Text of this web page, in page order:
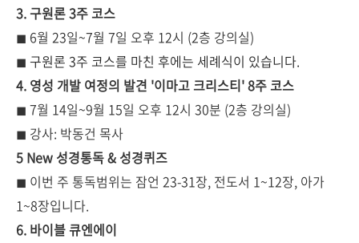
3. 구원론 3주 코스
◼ 6월 23일~7월 7일 오후 12시 (2층 강의실)
◼ 구원론 3주 코스를 마친 후에는 세례식이 있습니다.
4. 영성 개발 여정의 발견 '이마고 크리스티' 8주 코스
◼ 7월 14일~9월 15일 오후 12시 30분 (2층 강의실)
◼ 강사: 박동건 목사
5 New 성경통독 & 성경퀴즈
◼ 이번 주 통독범위는 잠언 23-31장, 전도서 1~12장, 아가
1~8장입니다.
6. 바이블 큐엔에이